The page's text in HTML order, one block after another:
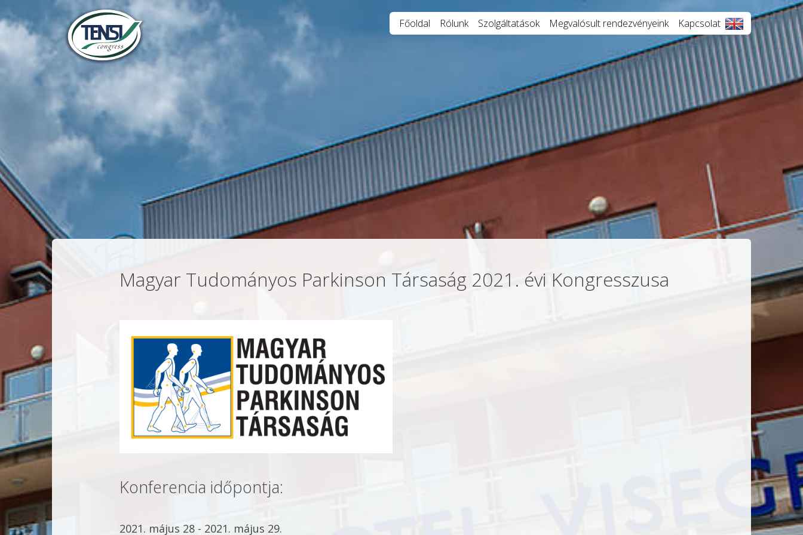
Főoldal Rólunk Szolgáltatások Megvalósult rendezvényeink Kapcsolat
Magyar Tudományos Parkinson Társaság 2021. évi Kongresszusa
Konferencia időpontja:
2021. május 28 - 2021. május 29.